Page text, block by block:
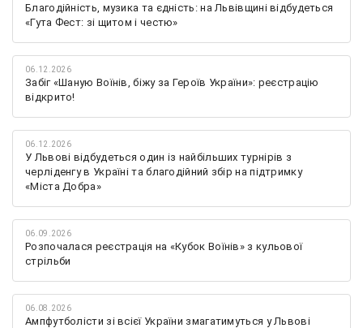
Благодійність, музика та єдність: на Львівщині відбудеться
«Гута Фест: зі щитом і честю»
06.12.2026
Забіг «Шаную Воїнів, біжу за Героїв України»: реєстрацію
відкрито!
06.12.2026
У Львові відбудеться один із найбільших турнірів з
черліденгу в Україні та благодійний збір на підтримку
«Міста Добра»
06.09.2026
Розпочалася реєстрація на «Кубок Воїнів» з кульової
стрільби
06.08.2026
Ампфутболісти зі всієї України змагатимуться у Львові